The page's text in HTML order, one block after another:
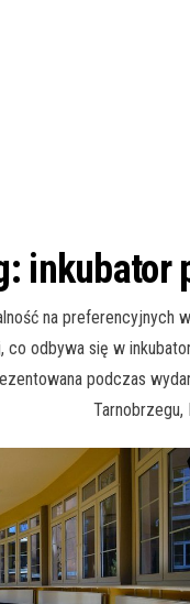
inkubator
na preferencyjnych
odbywa się w
podczas